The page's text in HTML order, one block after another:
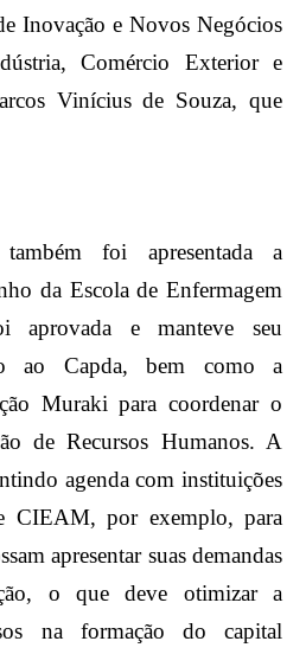
Inovação e Novos Negócios
Comércio Exterior e
Vinícius de Souza, que
foi apresentada a
da Escola de Enfermagem
aprovada e manteve seu
ao Capda, bem como a
Muraki para coordenar o
de Recursos Humanos. A
agenda com instituições
por exemplo, para
apresentar suas demandas
o que deve otimizar a
na formação do capital